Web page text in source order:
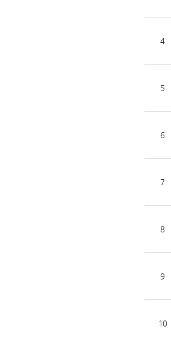
4
5
6
7
8
9
10